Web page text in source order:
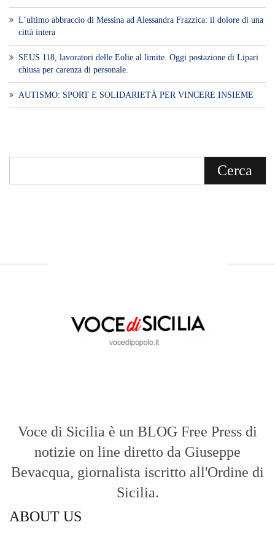
L’ultimo abbraccio di Messina ad Alessandra Frazzica: il dolore di una
città intera
SEUS 118, lavoratori delle Eolie al limite. Oggi postazione di Lipari
chiusa per carenza di personale.
AUTISMO: SPORT E SOLIDARIETÀ PER VINCERE INSIEME
Voce di Sicilia è un BLOG Free Press di
notizie on line diretto da Giuseppe
Bevacqua, giornalista iscritto all'Ordine di
Sicilia.
ABOUT US